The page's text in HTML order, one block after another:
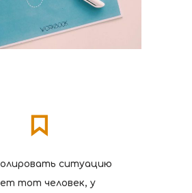
ситуацию
тот человек, у